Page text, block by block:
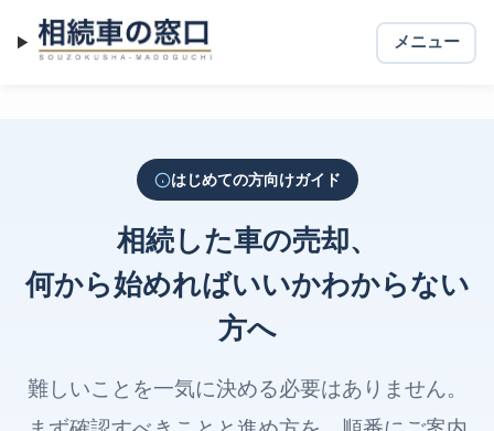
メニュー
相続車の窓口 メニュー
はじめての方向けガイド
相続した車の売却、
何から始めればいいかわからない
方へ
難しいことを一気に決める必要はありません。